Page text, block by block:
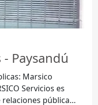
Paysandú
Marsico
públicas